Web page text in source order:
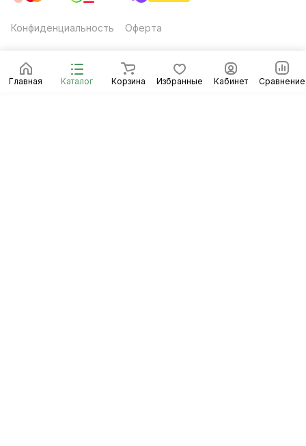
Главная Каталог Корзина Избранные Кабинет Сравнение
Конфиденциальность Оферта